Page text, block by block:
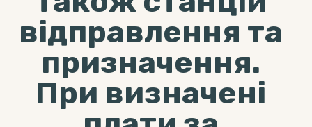
відправлення та
призначення.
При визначені